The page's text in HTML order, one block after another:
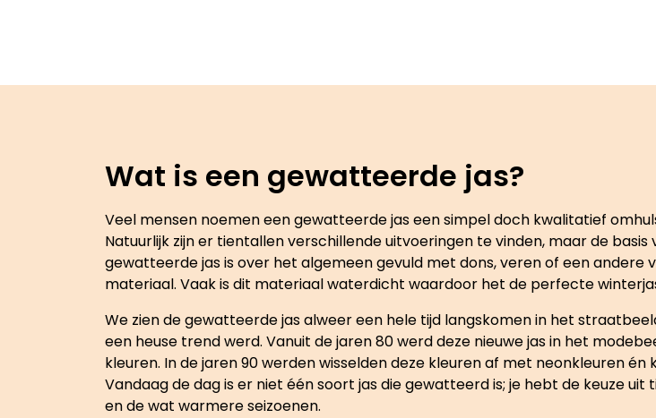
Wat is een gewatteerde jas?
Veel mensen noemen een gewatteerde jas een simpel doch kwalitatief
Natuurlijk zijn er tientallen verschillende uitvoeringen te vinden, maar de
gewatteerde jas is over het algemeen gevuld met dons, veren of een
materiaal. Vaak is dit materiaal waterdicht waardoor het de perfecte
We zien de gewatteerde jas alweer een hele tijd langskomen in het
een heuse trend werd. Vanuit de jaren 80 werd deze nieuwe jas in het
kleuren. In de jaren 90 werden wisselden deze kleuren af met neonkleuren
Vandaag de dag is er niet één soort jas die gewatteerd is; je hebt de keuze
en de wat warmere seizoenen.